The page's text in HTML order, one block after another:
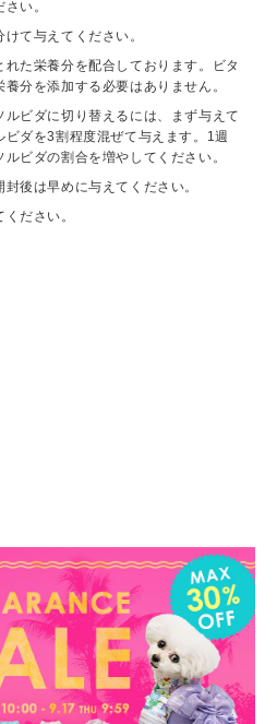
い。
て与えてください。
た栄養分を配合しております。ビタ
分を添加する必要はありません。
ビダに切り替えるには、まず与えて
ビダを3割程度混ぜて与えます。1週
ビダの割合を増やしてください。
後は早めに与えてください。
ださい。